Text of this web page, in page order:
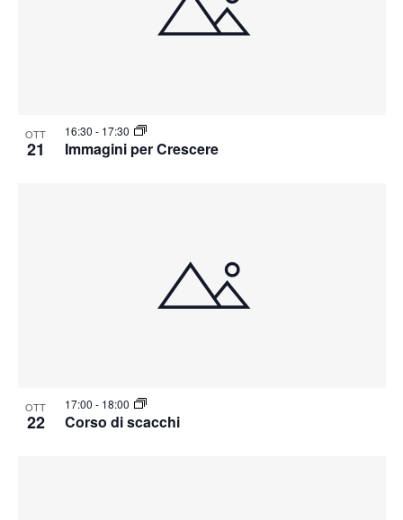
OTT
21 Immagini per Crescere
16:30 - 17:30
OTT
22 Corso di scacchi
17:00 - 18:00